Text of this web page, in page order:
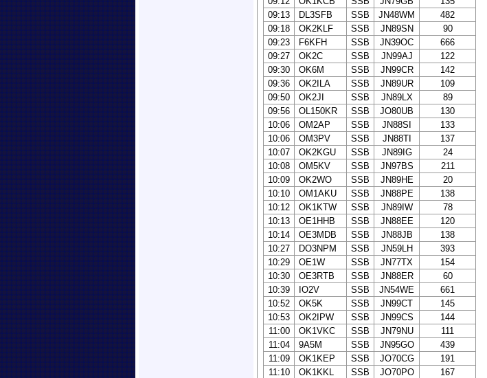
09:13
DL3SFB SSB JN48WM
482
09:18
OK2KLF SSB JN89SN
90
09:23
F6KFH SSB JN39OC
666
09:27
OK2C SSB JN99AJ
122
09:30
OK6M SSB JN99CR
142
09:36
OK2ILA SSB JN89UR
109
09:50
OK2JI SSB JN89LX
89
09:56
OL150KR SSB JO80UB
130
10:06
OM2AP SSB JN88SI
133
10:06
OM3PV SSB JN88TI
137
10:07
OK2KGU SSB JN89IG
24
10:08
OM5KV SSB JN97BS
211
10:09
OK2WO SSB JN89HE
20
10:10
OM1AKU SSB JN88PE
138
10:12
OK1KTW SSB JN89IW
78
10:13
OE1HHB SSB JN88EE
120
10:14
OE3MDB SSB JN88JB
138
10:27
DO3NPM SSB JN59LH
393
10:29
OE1W SSB JN77TX
154
10:30
OE3RTB SSB JN88ER
60
10:39
IO2V SSB JN54WE
661
10:52
OK5K SSB JN99CT
145
10:53
OK2IPW SSB JN99CS
144
11:00
OK1VKC SSB JN79NU
111
11:04
9A5M SSB JN95GO
439
11:09
OK1KEP SSB JO70CG
191
11:10
OK1KKL SSB JO70PO
167